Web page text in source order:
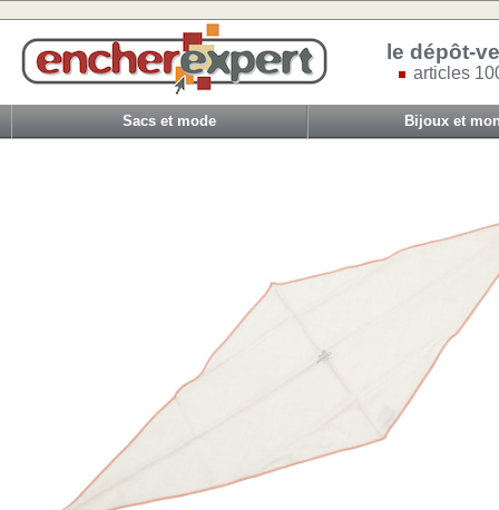
le dépôt-
articles
Sacs et mode Bijoux et